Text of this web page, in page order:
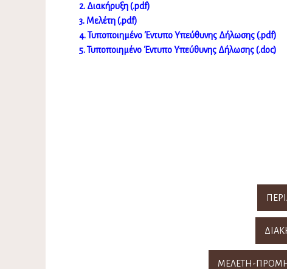
2. Διακήρυξη (.pdf)
3. Μελέτη (.pdf)
4. Τυποποιημένο Έντυπο Υπεύθυνης Δήλωσης (.pdf)
5. Τυποποιημένο Έντυπο Υπεύθυνης Δήλωσης (.doc)
ΜΕΛΕΤΗ-